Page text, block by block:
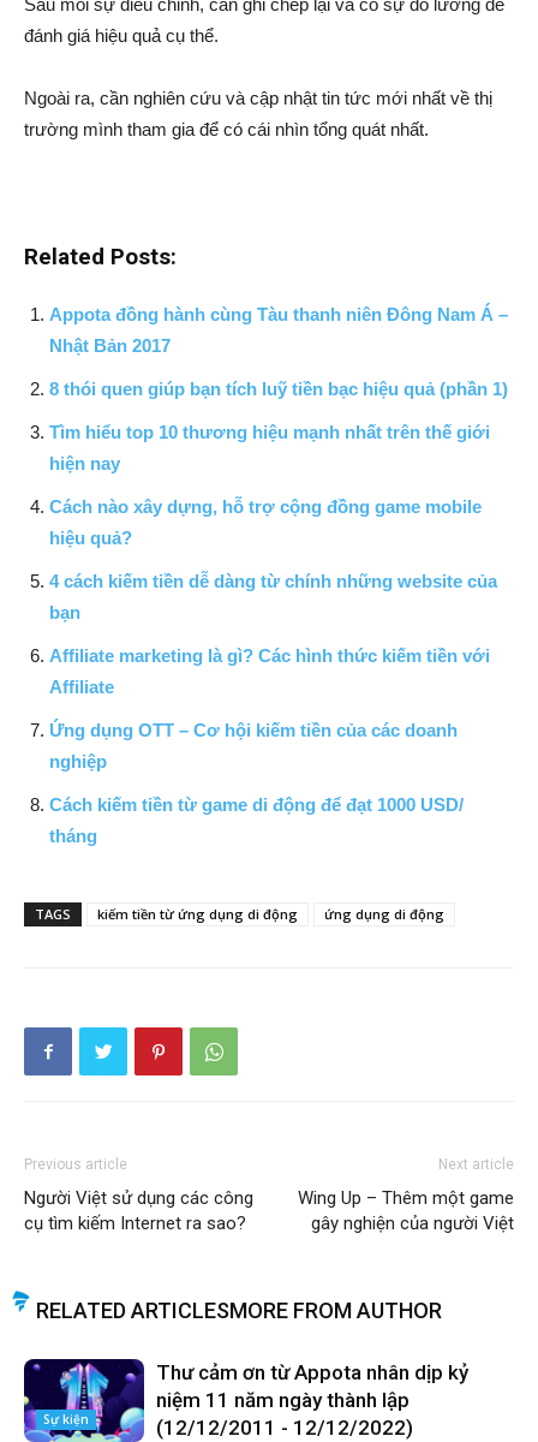
Sau mỗi sự điều chỉnh, cần ghi chép lại và có sự đo lường để
đánh giá hiệu quả cụ thể.
Ngoài ra, cần nghiên cứu và cập nhật tin tức mới nhất về thị
trường mình tham gia để có cái nhìn tổng quát nhất.
Related Posts:
Appota đồng hành cùng Tàu thanh niên Đông Nam Á –
Nhật Bản 2017
8 thói quen giúp bạn tích luỹ tiền bạc hiệu quả (phần 1)
Tìm hiểu top 10 thương hiệu mạnh nhất trên thế giới
hiện nay
Cách nào xây dựng, hỗ trợ cộng đồng game mobile
hiệu quả?
4 cách kiếm tiền dễ dàng từ chính những website của
bạn
Affiliate marketing là gì? Các hình thức kiếm tiền với
Affiliate
Ứng dụng OTT – Cơ hội kiếm tiền của các doanh
nghiệp
Cách kiếm tiền từ game di động để đạt 1000 USD/
tháng
TAGS kiếm tiền từ ứng dụng di động ứng dụng di động
Previous article
Người Việt sử dụng các công
cụ tìm kiếm Internet ra sao?
Next article
Wing Up – Thêm một game
gây nghiện của người Việt
RELATED ARTICLESMORE FROM AUTHOR
Sự kiện
Thư cảm ơn từ Appota nhân dịp kỷ
niệm 11 năm ngày thành lập
(12/12/2011 - 12/12/2022)